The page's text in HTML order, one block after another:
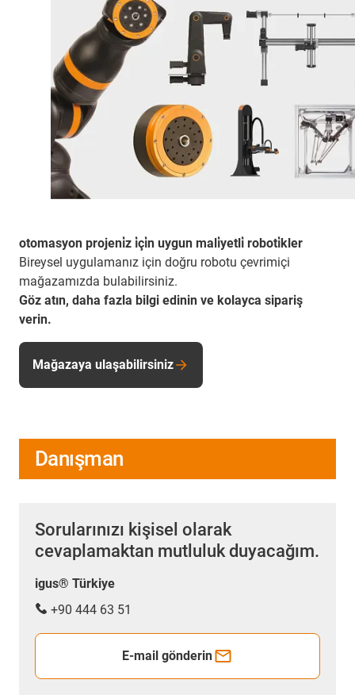
otomasyon projeni̇z i̇çi̇n uygun mali̇yetli̇ roboti̇kler
Bireysel uygulamanız için doğru robotu çevrimiçi
mağazamızda bulabilirsiniz.
Göz atın, daha fazla bilgi edinin ve kolayca sipariş
verin.
Mağazaya ulaşabilirsiniz
Danışman
Sorularınızı kişisel olarak
cevaplamaktan mutluluk duyacağım.
igus® Türkiye
+90 444 63 51
E-mail gönderin